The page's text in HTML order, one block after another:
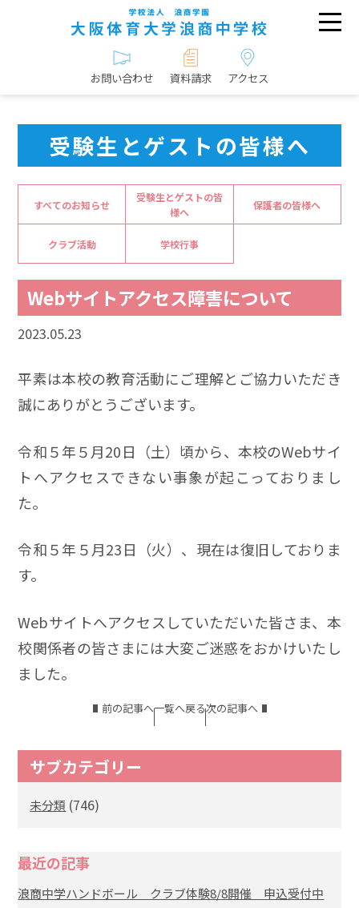
お問い合わせ 資料請求 アクセス
受験生とゲストの皆様へ
すべてのお知らせ
受験生とゲストの皆
様へ
保護者の皆様へ
クラブ活動 学校行事
Webサイトアクセス障害について
2023.05.23
平素は本校の教育活動にご理解とご協力いただき
誠にありがとうございます。
令和５年５月20日（土）頃から、本校のWebサイ
トへアクセスできない事象が起こっておりまし
た。
令和５年５月23日（火）、現在は復旧しておりま
す。
Webサイトへアクセスしていただいた皆さま、本
校関係者の皆さまには大変ご迷惑をおかけいたし
ました。
前の記事へ一覧へ戻る次の記事へ
サブカテゴリー
未分類 (746)
最近の記事
浪商中学ハンドボール クラブ体験8/8開催 申込受付中